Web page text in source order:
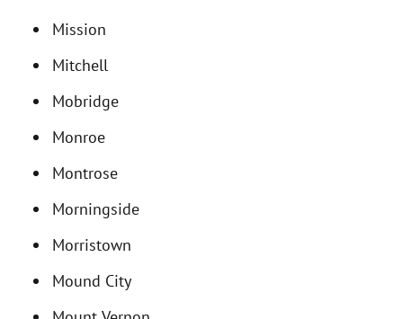
Mission
Mitchell
Mobridge
Monroe
Montrose
Morningside
Morristown
Mound City